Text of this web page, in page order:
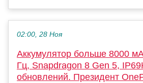
02:00, 28 Ноя
Аккумулятор больше 8000
Гц, Snapdragon 8 Gen 5,
обновлений. Президент